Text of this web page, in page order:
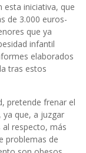
esta iniciativa, que
de 3.000 euros-
que ya
infantil
elaborados
tras estos
pretende frenar el
que, a juzgar
respecto, más
problemas de